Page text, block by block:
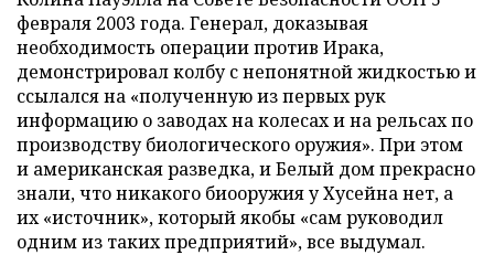
февраля 2003 года. Генерал, доказывая
необходимость операции против Ирака,
демонстрировал колбу с непонятной жидкостью и
ссылался на «полученную из первых рук
информацию о заводах на колесах и на рельсах по
производству биологического оружия». При этом
и американская разведка, и Белый дом прекрасно
знали, что никакого биооружия у Хусейна нет, а
их «источник», который якобы «сам руководил
одним из таких предприятий», все выдумал.